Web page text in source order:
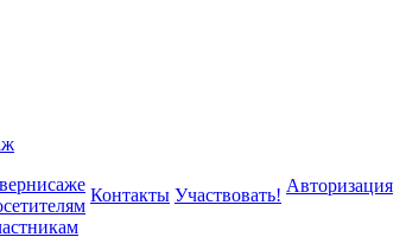
Контакты Участвовать! Авторизация